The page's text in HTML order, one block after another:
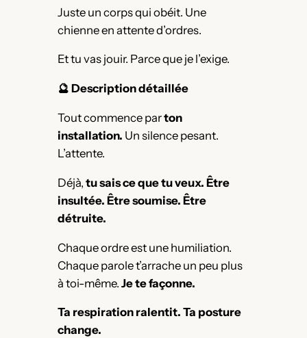
Juste un corps qui obéit. Une
chienne en attente d’ordres.
Et tu vas jouir. Parce que je l’exige.
🔮 Description détaillée
Tout commence parton
installation. Un silence pesant.
L’attente.
Déjà, tu sais ce que tu veux. Être
insultée. Être soumise. Être
détruite.
Chaque ordre est une humiliation.
Chaque parole t’arrache un peu plus
à toi-même. Je te façonne.
Ta respiration ralentit. Ta posture
change.